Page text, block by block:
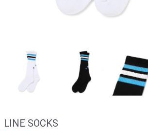
LINE SOCKS